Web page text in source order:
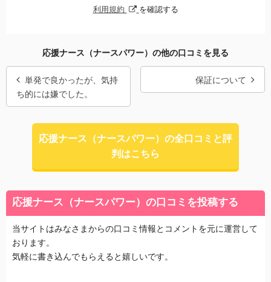
利用規約 を確認する
応援ナース（ナースパワー）の他の口コミを見る
単発で良かったが、気持
ち的には嫌でした。
保証について
応援ナース（ナースパワー）の全口コミと評
判はこちら
応援ナース（ナースパワー）の口コミを投稿する
当サイトはみなさまからの口コミ情報とコメントを元に運営して
おります。
気軽に書き込んでもらえると嬉しいです。